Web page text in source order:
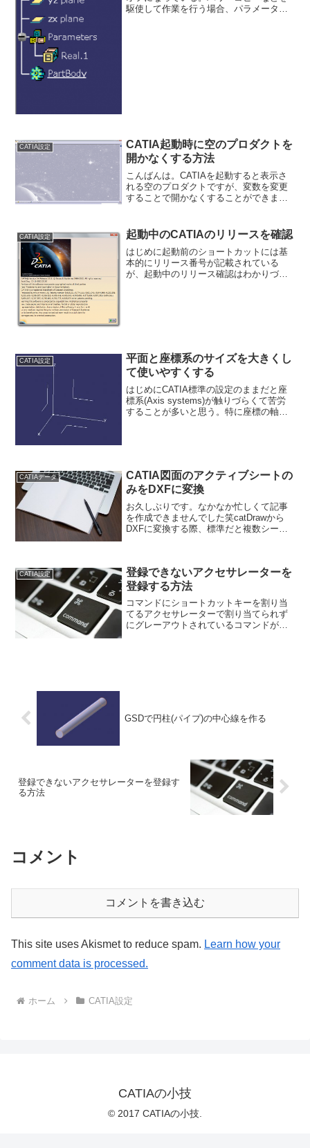
駆使して作業を行う場合、パラメータの
CATIA設定
CATIA起動時に空のプロダクトを
開かなくする方法
こんばんは。CATIAを起動すると表示さ
れる空のプロダクトですが、変数を変更
することで開かなくすることができま
のページでは、通常インストールされた
「V5-6R201...
CATIA設定 起動中のCATIAのリリースを確認
はじめに起動前のショートカットには基
本的にリリース番号が記載されている
が、起動中のリリース確認はわかりづら
CATIA設定
平面と座標系のサイズを大きくし
て使いやすくする
はじめにCATIA標準の設定のままだと座
標系(Axis systems)が触りづらくて苦労
することが多いと思う。特に座標の軸を
CATIAデータ
CATIA図面のアクティブシートの
みをDXFに変換
お久しぶりです。なかなか忙しくて記事
を作成できませんでした笑catDrawから
DXFに変換する際、標準だと複数シート
に設定を開くおな...
CATIA設定
登録できないアクセサレーターを
登録する方法
コマンドにショートカットキーを割り当
てるアクセサレーターで割り当てられず
にグレーアウトされているコマンドがあ
GSDで円柱(パイプ)の中心線を作る
登録できないアクセサレーターを登録す
る方法
コメント
コメントを書き込む
This site uses Akismet to reduce spam. Learn how your
comment data is processed.
ホーム CATIA設定
CATIAの小技
© 2017 CATIAの小技.